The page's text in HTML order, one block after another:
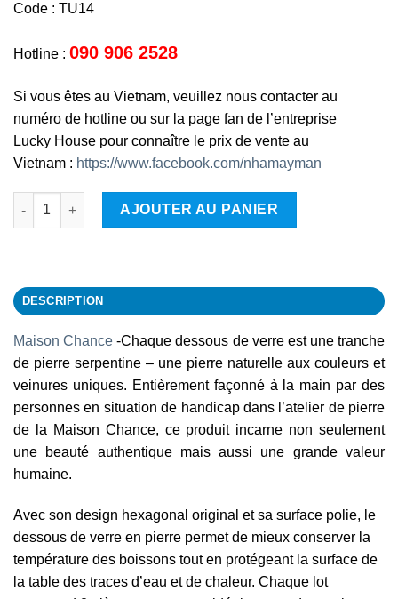
Code : TU14
Hotline : 090 906 2528
Si vous êtes au Vietnam, veuillez nous contacter au
numéro de hotline ou sur la page fan de l’entreprise
Lucky House pour connaître le prix de vente au
Vietnam : https://www.facebook.com/nhamayman
quantité de Sous-verre en pierre pour un verre
AJOUTER AU PANIER
DESCRIPTION
Maison Chance -Chaque dessous de verre est une tranche
de pierre serpentine – une pierre naturelle aux couleurs et
veinures uniques. Entièrement façonné à la main par des
personnes en situation de handicap dans l’atelier de pierre
de la Maison Chance, ce produit incarne non seulement
une beauté authentique mais aussi une grande valeur
humaine.
Avec son design hexagonal original et sa surface polie, le
dessous de verre en pierre permet de mieux conserver la
température des boissons tout en protégeant la surface de
la table des traces d’eau et de chaleur. Chaque lot